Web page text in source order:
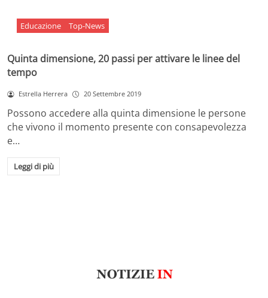
Educazione Top-News
Quinta dimensione, 20 passi per attivare le linee del
tempo
Estrella Herrera 20 Settembre 2019
Possono accedere alla quinta dimensione le persone
che vivono il momento presente con consapevolezza
e…
Leggi di più